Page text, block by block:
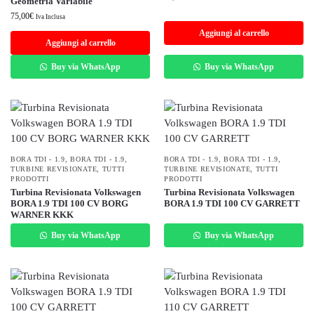
75,00€ Iva Inclusa
Aggiungi al carrello
Buy via WhatsApp
Aggiungi al carrello
Buy via WhatsApp
BORA TDI - 1.9 ,BORA TDI - 1.9
TURBINE REVISIONATE
TUTTI
PRODOTTI
Turbina Revisionata Volkswagen
BORA 1.9 TDI 100 CV BORG
WARNER KKK
Buy via WhatsApp
BORA TDI - 1.9 ,BORA TDI - 1.9
TURBINE REVISIONATE
TUTTI
PRODOTTI
Turbina Revisionata Volkswagen
BORA 1.9 TDI 100 CV GARRETT
Buy via WhatsApp